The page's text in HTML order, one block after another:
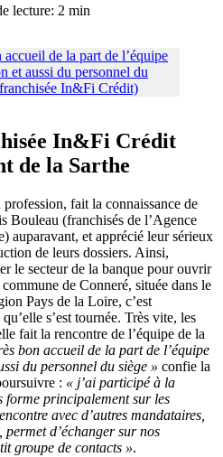
lecture: 2 min
In&Fi Crédit
de la Sarthe
fait la connaissance de
Bouleau (franchisés de l’Agence
auparavant, et apprécié leur sérieux
de leurs dossiers. Ainsi,
le secteur de la banque pour ouvrir
de Conneré, située dans le
Pays de la Loire, c’est
s’est tournée. Très vite, les
fait la rencontre de l’équipe de la
bon accueil de la part de l’équipe
du personnel du siège » confie la
: « j’ai participé à la
forme principalement sur les
avec d’autres mandataires,
permet d’échanger sur nos
groupe de contacts ».